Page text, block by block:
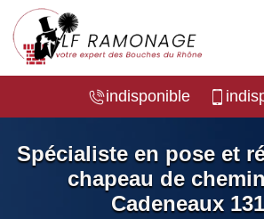
indisponible
Spécialiste en pose et
chapeau de
Cadeneaux